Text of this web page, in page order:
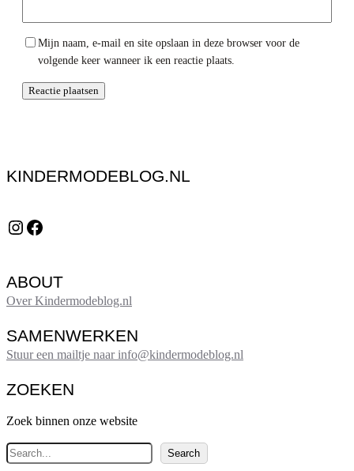
Mijn naam, e-mail en site opslaan in deze browser voor de
volgende keer wanneer ik een reactie plaats.
KINDERMODEBLOG.NL
Instagram Facebook
ABOUT
Over Kindermodeblog.nl
SAMENWERKEN
Stuur een mailtje naar info@kindermodeblog.nl
ZOEKEN
Zoek binnen onze website
Z
o
Search